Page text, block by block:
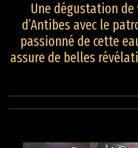
Une dégustation de
d’Antibes avec le
passionné de cette
assure de belles